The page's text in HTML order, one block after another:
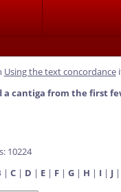
Using the text concordance
cantiga from the first
10224
| C| D | E| F| G| H | I| J|